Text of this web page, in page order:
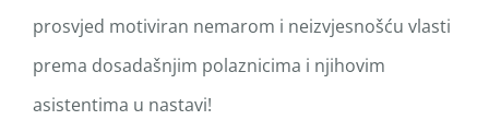
prosvjed motiviran nemarom i neizvjesnošću vlasti
prema dosadašnjim polaznicima i njihovim
asistentima u nastavi!